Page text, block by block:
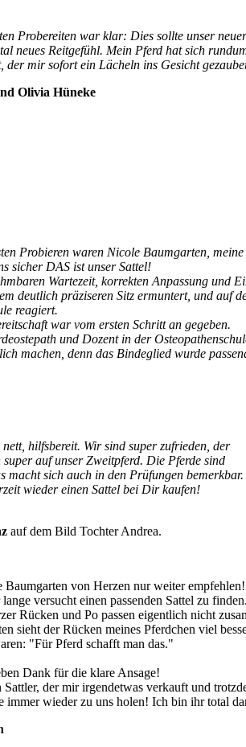
Probereiten war klar: Dies sollte unser
neues Reitgefühl. Mein Pferd hat sich
der mir sofort ein Lächeln ins Gesicht
Olivia Hüneke
Probieren waren Nicole Baumgarten,
sicher DAS ist unser Sattel!
Wartezeit, korrekten Anpassung und
deutlich präziseren Sitz ermuntert, und auf
reagiert.
war vom ersten Schritt an gegeben.
und Dozent in der
machen, denn das Bindeglied wurde
hilfsbereit. Wir sind super zufrieden, der
super auf unser Zweitpferd. Die Pferde sind
macht sich auch in den Prüfungen bemerkbar.
wieder einen Sattel bei Dir kaufen!
auf dem Bild Tochter Andrea.
von Herzen nur weiter
versucht einen passenden Sattel zu
Rücken und Po passen eigentlich nicht
sieht der Rücken meines Pferdchen viel
"Für Pferd schafft man das."
Dank für die klare Ansage!
der mir irgendetwas verkauft und
immer wieder zu uns holen! Ich bin ihr total